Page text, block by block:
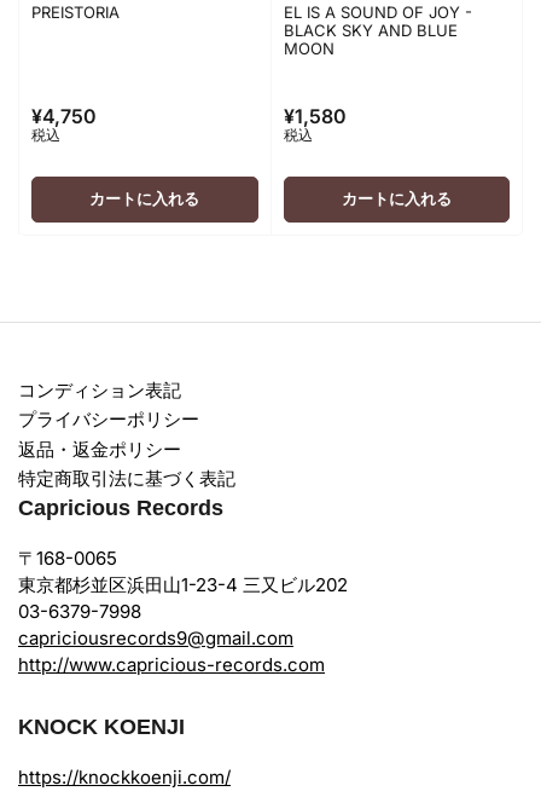
PREISTORIA
通
常
価
¥4,750
税込
カートに入れる
EL IS A SOUND OF JOY -
BLACK SKY AND BLUE
MOON
通
常
価
¥1,580
税込
カートに入れる
コンディション表記
プライバシーポリシー
返品・返金ポリシー
特定商取引法に基づく表記
Capricious Records
〒168-0065
東京都杉並区浜田山1-23-4 三又ビル202
03-6379-7998
capriciousrecords9@gmail.com
http://www.capricious-records.com
KNOCK KOENJI
https://knockkoenji.com/